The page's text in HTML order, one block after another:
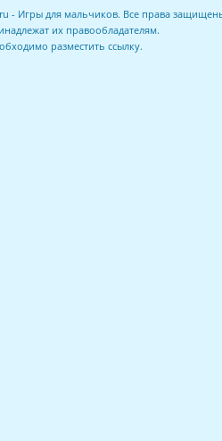
- Игры для мальчиков. Все права
их правообладателям.
разместить ссылку.